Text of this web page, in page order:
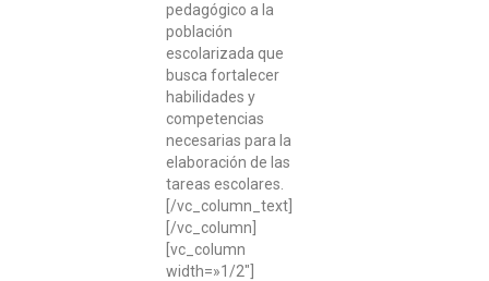
pedagógico a la
población
escolarizada que
busca fortalecer
habilidades y
competencias
necesarias para la
elaboración de las
tareas escolares.
[/vc_column_text]
[/vc_column]
[vc_column
width=»1/2″]